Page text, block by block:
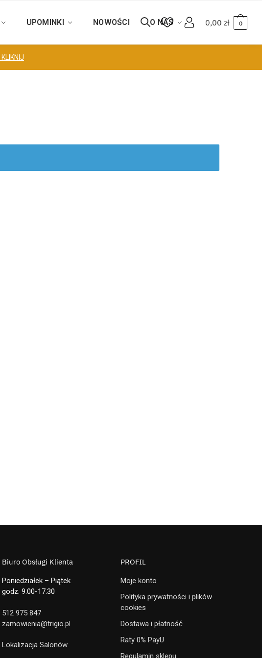
UPOMINKI NOWOŚCI O NAS 0,00 zł 0
KLIKNIJ
Biuro Obsługi Klienta
Poniedziałek – Piątek
godz. 9.00-17.30
512 975 847
zamowienia@trigio.pl
Lokalizacja Salonów
PROFIL
Moje konto
Polityka prywatności i plików
cookies
Dostawa i płatność
Raty 0% PayU
Regulamin sklepu